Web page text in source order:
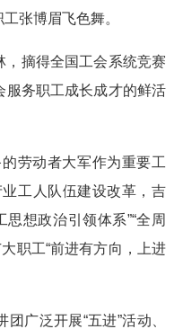
张博眉飞色舞。
，摘得全国工会系统竞赛
服务职工成长成才的鲜活
劳动者大军作为重要工
工人队伍建设改革，吉
想政治引领体系”“全周
职工“前进有方向，上进
广泛开展“五进”活动、